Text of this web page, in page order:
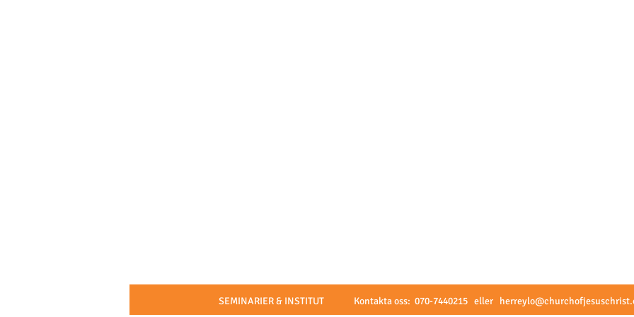
SEMINARIER & INSTITUT Kontakta oss: 070-7440215 eller